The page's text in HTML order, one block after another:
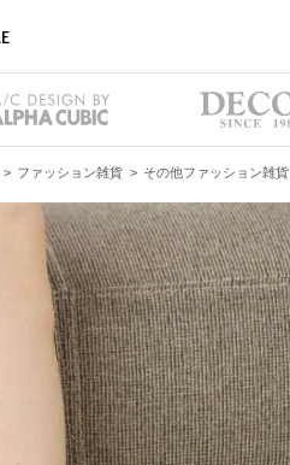
> ファッション雑貨 > その他ファッション雑貨